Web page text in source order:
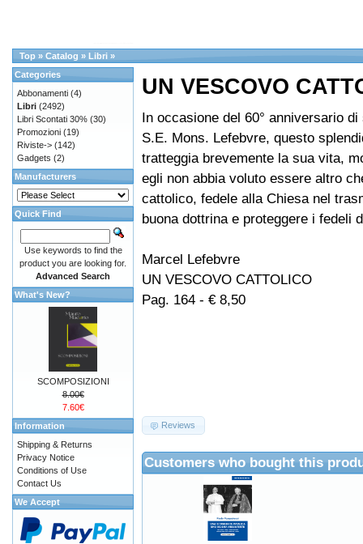
Top » Catalog » Libri »
UN VESCOVO
In occasione del 60° anniversario
S.E. Mons. Lefebvre, questo
tratteggia brevemente la sua vita,
egli non abbia voluto essere altro
cattolico, fedele alla Chiesa nel
buona dottrina e proteggere i fedeli
Marcel Lefebvre
UN VESCOVO CATTOLICO
Pag. 164 - € 8,50
Reviews
Customers who bought this
Categories
Abbonamenti (4)
Libri (2492)
Libri Scontati 30% (30)
Promozioni (19)
Riviste-> (142)
Gadgets (2)
Manufacturers
Quick Find
Use keywords to find the
product you are looking for.
Advanced Search
What's New?
SCOMPOSIZIONI
8.00€
7.60€
Information
Shipping & Returns
Privacy Notice
Conditions of Use
Contact Us
We Accept